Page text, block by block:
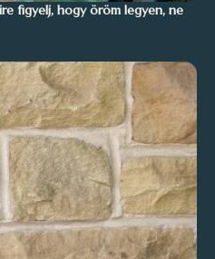
figyelj, hogy öröm legyen, ne